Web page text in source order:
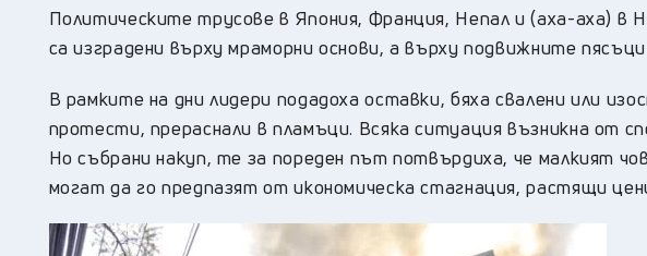
Политическите трусове в Япония, Франция, Непал и (аха-аха) в
са изградени върху мраморни основи, а върху подвижните
В рамките на дни лидери подадоха оставки, бяха свалени или
протести, прераснали в пламъци. Всяка ситуация възникна от
Но събрани накуп, те за пореден път потвърдиха, че малкият
могат да го предпазят от икономическа стагнация, растящи